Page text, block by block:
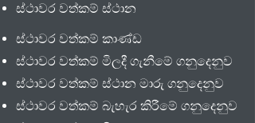
ස්ථාවර වත්කම් ස්ථාන
ස්ථාවර වත්කම් කාණ්ඩ
ස්ථාවර වත්කම් මිලදී ගැනීමේ ගනුදෙනුව
ස්ථාවර වත්කම් ස්ථාන මාරු ගනුදෙනුව
ස්ථාවර වත්කම් බැහැර කිරීමේ ගනුදෙනුව